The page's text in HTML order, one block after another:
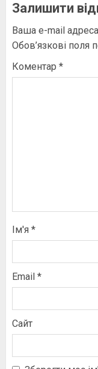
Залишити
Ваша e-mail
Обов’язкові поля
Коментар *
Ім'я *
Email *
Сайт